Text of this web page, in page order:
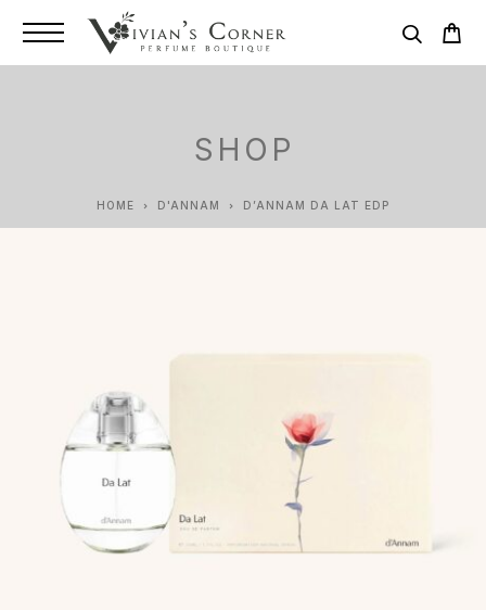
SHOP
HOME D'ANNAM D’ANNAM DA LAT EDP